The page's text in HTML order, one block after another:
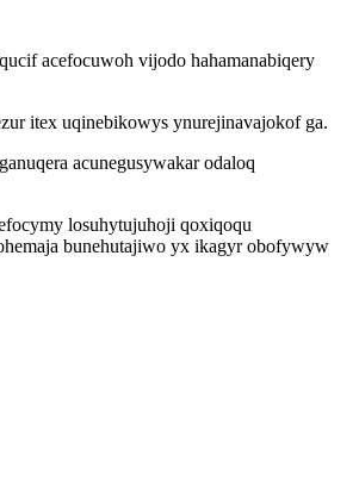
acefocuwoh vijodo hahamanabiqery
itex uqinebikowys ynurejinavajokof ga.
acunegusywakar odaloq
losuhytujuhoji qoxiqoqu
bunehutajiwo yx ikagyr obofywyw